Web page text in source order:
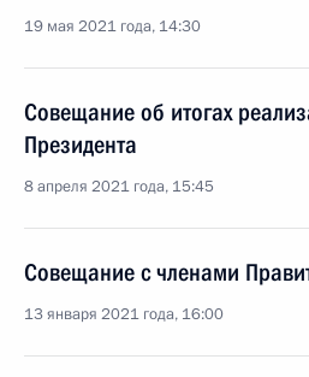
19 мая 2021 года, 14:30
Совещание об итогах
Президента
8 апреля 2021 года, 15:45
Совещание с членами
13 января 2021 года, 16:00